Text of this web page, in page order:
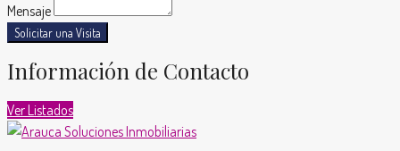
Mensaje
Solicitar una Visita
Información de Contacto
Ver Listados